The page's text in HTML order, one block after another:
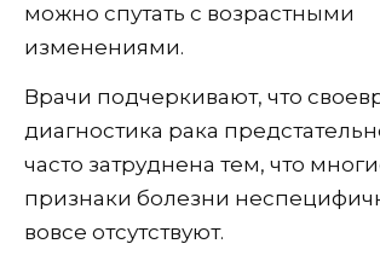
можно спутать с возрастными
изменениями.
Врачи подчеркивают, что
диагностика рака
часто затруднена тем, что
признаки болезни
вовсе отсутствуют.